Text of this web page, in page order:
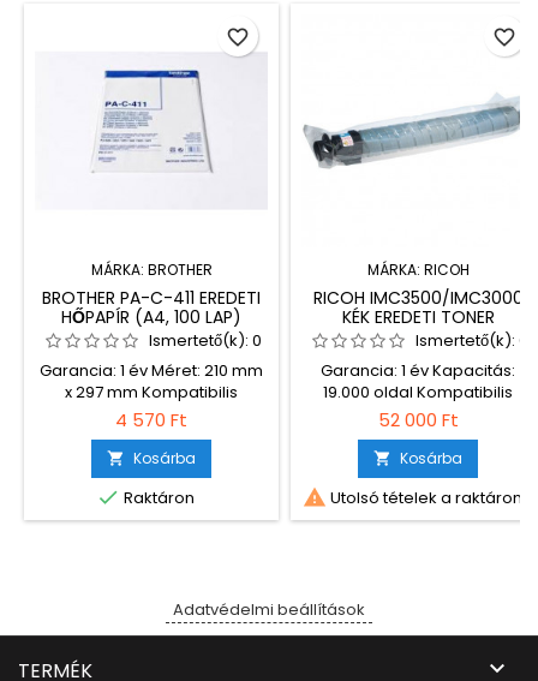
MÁRKA: BROTHER
BROTHER PA-C-411 EREDETI
HŐPAPÍR (A4, 100 LAP)
Ismertető(k): 0
Garancia: 1 év Méret: 210 mm
x 297 mm Kompatibilis
nyomtatók: Brother - PJ-722
Brother - PJ-723 Brother - PJ-
762 Brother - PJ-763 Brother -
PJ-773
4 570 Ft
 Kosárba
 Raktáron
favorite_border
MÁRKA: RICOH
RICOH IMC3500/IMC3000
KÉK EREDETI TONER
(842258)Ismertető(k): 0
Garancia: 1 év Kapacitás:
19.000 oldal Kompatibilis
nyomtatók: Ricoh IMC3000
Ricoh IMC3500
52 000 Ft
 Kosárba
 Utolsó tételek a raktáron
favorite_border
Adatvédelmi beállítások
TERMÉK 